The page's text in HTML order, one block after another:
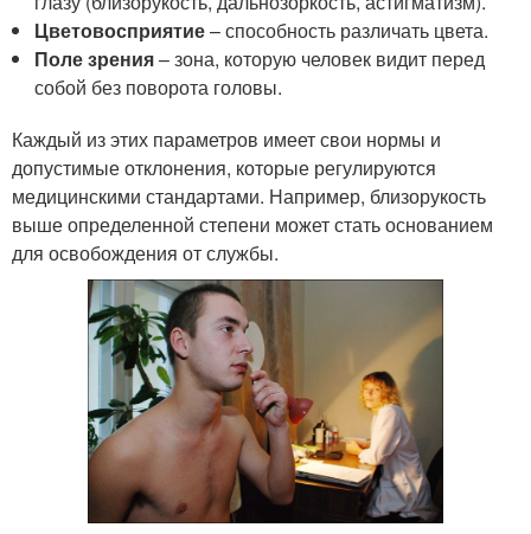
Цветовосприятие– способность различать цвета.
Поле зрения– зона, которую человек видит перед
собой без поворота головы.
Каждый из этих параметров имеет свои нормы и
допустимые отклонения, которые регулируются
медицинскими стандартами. Например, близорукость
выше определенной степени может стать основанием
для освобождения от службы.